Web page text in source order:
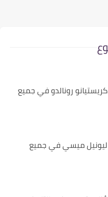
رونالدو في جميع
ميسي في جميع